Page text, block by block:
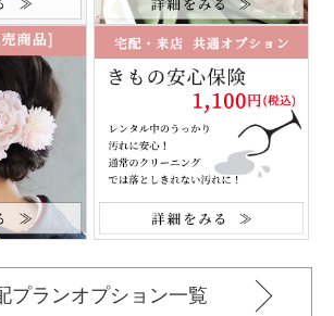
プランオプション一覧